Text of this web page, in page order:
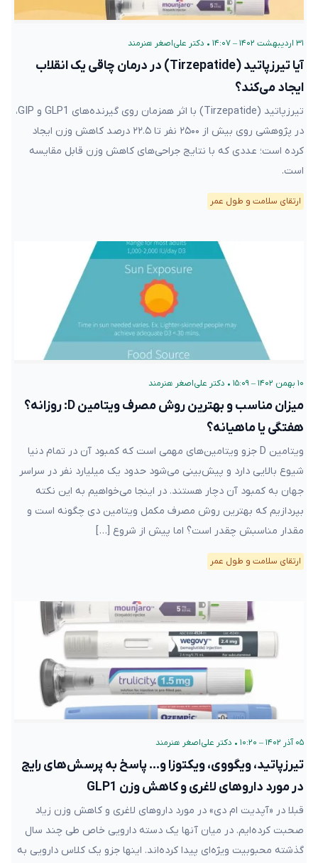
۳۱ اردیبهشت ۱۴۰۲ – ۱۴:۰۷ • دکتر علی‌اصغر هنرمند
آیا تیرزپاتید (Tirzepatide) در درمان چاقی یک انقلاب
ایجاد می‌کند؟
تیرزپاتید (Tirzepatide) با اثر همزمان روی گیرنده‌های GLP1 و GIP،
در پژوهشی روی بیش از ۲۵۰۰ نفر تا ۲۲.۵ درصد کاهش وزن ایجاد
کرده است؛ عددی که با نتایج جراحی‌های کاهش وزن قابل مقایسه
است.
ارتقای سلامت و طول عمر
۱۰ بهمن ۱۴۰۲ – ۱۵:۰۹ • دکتر علی‌اصغر هنرمند
میزان مناسب و بهترین روش مصرف ویتامین D: روزانه؟
هفتگی یا ماهیانه؟
ویتامین D جزو ویتامین‌های مهمی است که کمبود آن در تمام دنیا
شیوع بالایی دارد و پیش‌بینی می‌شود حدود یک میلیارد نفر در سراسر
جهان به کمبود آن دچار هستند. در اینجا می‌خواهیم به این نکته
بپردازیم که بهترین روش مصرف مکمل ویتامین دی چگونه است و
مقدار مناسبش چقدر است؟ اما پیش از شروع […]
ارتقای سلامت و طول عمر
۰۵ آذر ۱۴۰۲ – ۱۰:۲۰ • دکتر علی‌اصغر هنرمند
تیرزپاتید، ویگووی، ویکتوزا و… پاسخ به پرسش‌های رایج
در مورد داروهای لاغری و کاهش وزن GLP1
قبلا در «آپدیت ام دی» در مورد داروهای لاغری و کاهش وزن زیاد
صحبت کرده‌ایم. در میان آنها یک دسته دارویی خاص طی چند سال
گذشته محبوبیت ویژه‌ای پیدا کرده‌اند. اینها جزو یک کلاس دارویی به